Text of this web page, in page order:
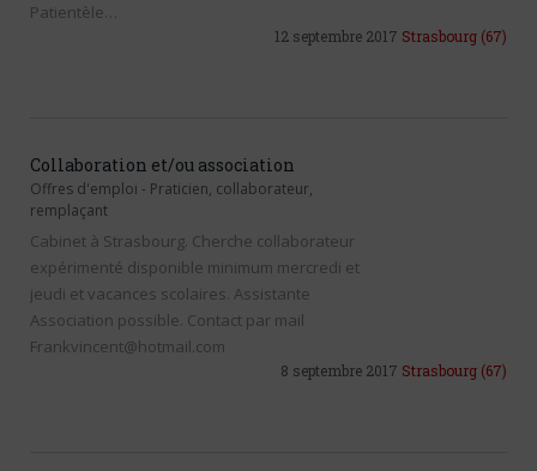
Patientèle…
12 septembre 2017 Strasbourg (67)
Collaboration et/ou association
Offres d'emploi - Praticien, collaborateur,
remplaçant
Cabinet à Strasbourg. Cherche collaborateur
expérimenté disponible minimum mercredi et
jeudi et vacances scolaires. Assistante
Association possible. Contact par mail
Frankvincent@hotmail.com
8 septembre 2017 Strasbourg (67)